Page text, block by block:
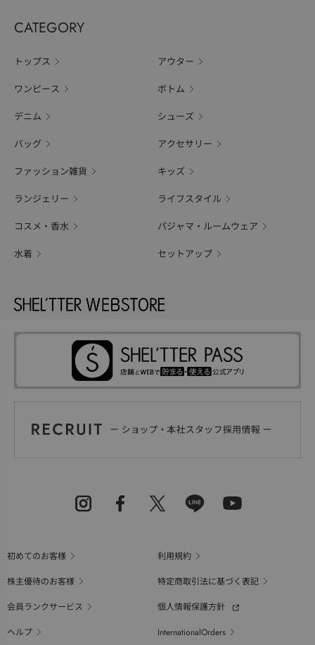
CATEGORY
トップス アウター
ワンピース ボトム
デニム シューズ
バッグ アクセサリー
ファッション雑貨 キッズ
ランジェリー ライフスタイル
コスメ・香水 パジャマ・ルームウェア
水着 セットアップ
初めてのお客様
利用規約
株主優待のお客様
特定商取引法に基づく表記
会員ランクサービス
個人情報保護方針
ヘルプ
InternationalOrders